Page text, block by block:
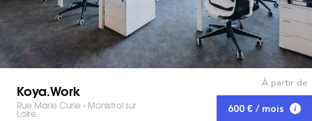
Koya.Work
Rue Marie Curie - Monistrol sur
Loire
À partir de
600 € / mois